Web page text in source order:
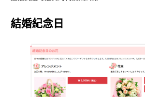
結婚紀念日